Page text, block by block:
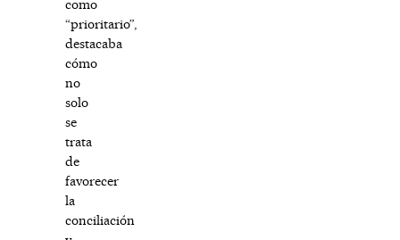
como
“prioritario”,
destacaba
cómo
no
solo
se
trata
de
favorecer
la
conciliación